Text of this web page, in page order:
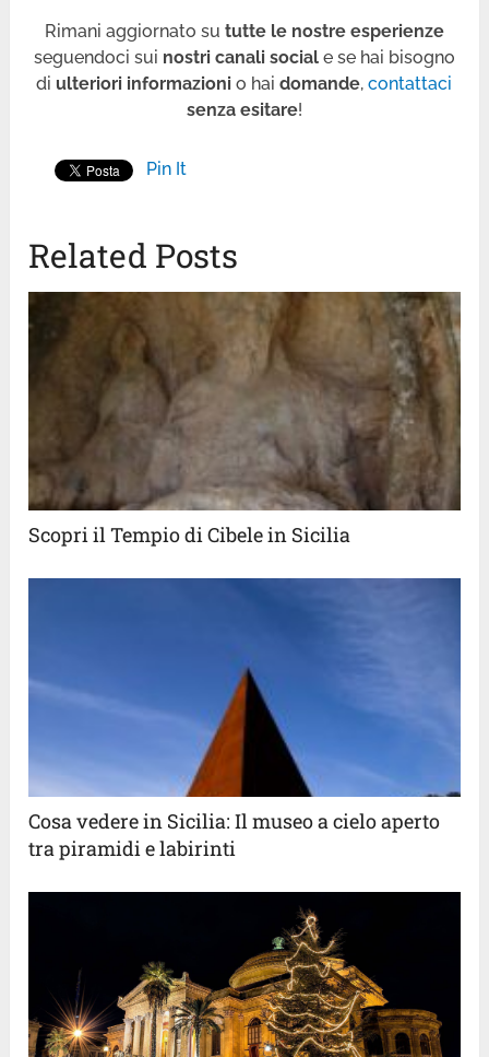
Rimani aggiornato su tutte le nostre esperienze
seguendoci sui nostri canali sociale se hai bisogno
di ulteriori informazioni o haidomande,contattaci
senza esitare!
Pin It
Related Posts
Scopri il Tempio di Cibele in Sicilia
Cosa vedere in Sicilia: Il museo a cielo aperto
tra piramidi e labirinti